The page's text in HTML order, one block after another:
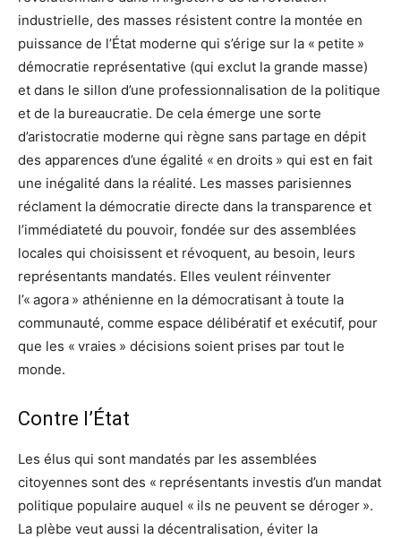
industrielle, des masses résistent contre la montée en
puissance de l’État moderne qui s’érige sur la « petite »
démocratie représentative (qui exclut la grande masse)
et dans le sillon d’une professionnalisation de la politique
et de la bureaucratie. De cela émerge une sorte
d’aristocratie moderne qui règne sans partage en dépit
des apparences d’une égalité « en droits » qui est en fait
une inégalité dans la réalité. Les masses parisiennes
réclament la démocratie directe dans la transparence et
l’immédiateté du pouvoir, fondée sur des assemblées
locales qui choisissent et révoquent, au besoin, leurs
représentants mandatés. Elles veulent réinventer
l’« agora » athénienne en la démocratisant à toute la
communauté, comme espace délibératif et exécutif, pour
que les « vraies » décisions soient prises par tout le
monde.
Contre l’État
Les élus qui sont mandatés par les assemblées
citoyennes sont des « représentants investis d’un mandat
politique populaire auquel « ils ne peuvent se déroger ».
La plèbe veut aussi la décentralisation, éviter la